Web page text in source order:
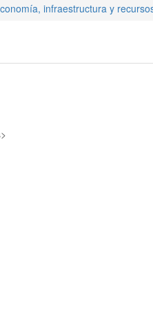
infraestructura y